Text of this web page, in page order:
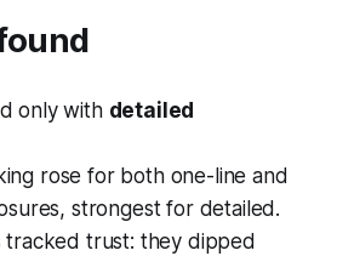
only with detailed
rose for both one-line and
strongest for detailed.
tracked trust: they dipped